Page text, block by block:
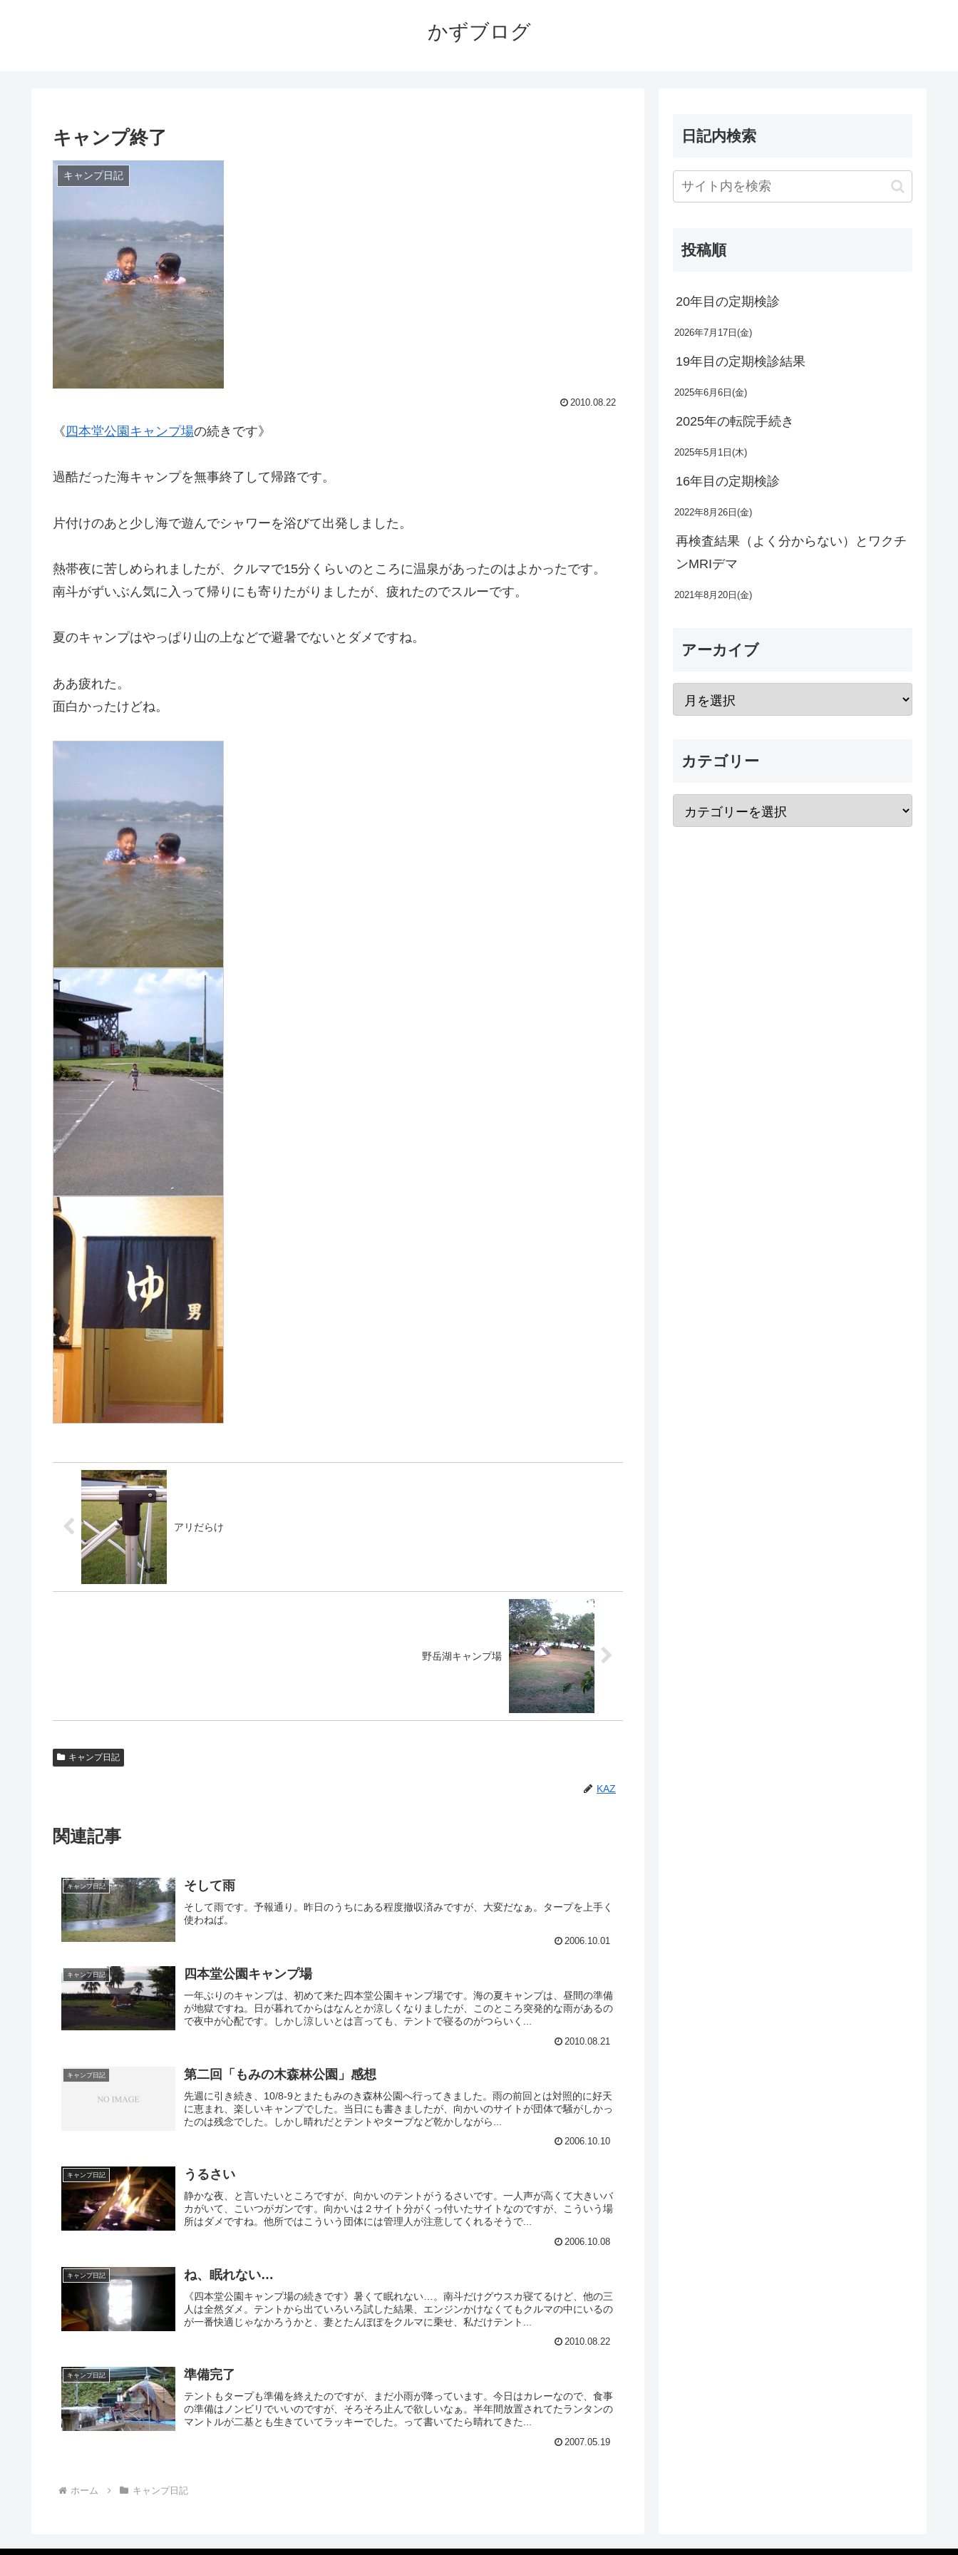
かずブログ
キャンプ終了
キャンプ日記
2010.08.22
《四本堂公園キャンプ場の続きです》
過酷だった海キャンプを無事終了して帰路です。
片付けのあと少し海で遊んでシャワーを浴びて出発しました。
熱帯夜に苦しめられましたが、クルマで15分くらいのところに温泉があったのはよかったです。
南斗がずいぶん気に入って帰りにも寄りたがりましたが、疲れたのでスルーです。
夏のキャンプはやっぱり山の上などで避暑でないとダメですね。
ああ疲れた。
面白かったけどね。
アリだらけ
野岳湖キャンプ場
キャンプ日記
KAZ
関連記事
キャンプ日記 そして雨
そして雨です。予報通り。昨日のうちにある程度撤収済みですが、大変だなぁ。タープを上手く
使わねば。
2006.10.01
キャンプ日記 四本堂公園キャンプ場
一年ぶりのキャンプは、初めて来た四本堂公園キャンプ場です。海の夏キャンプは、昼間の準備
が地獄ですね。日が暮れてからはなんとか涼しくなりましたが、このところ突発的な雨があるの
で夜中が心配です。しかし涼しいとは言っても、テントで寝るのがつらいく...
2010.08.21
キャンプ日記 第二回「もみの木森林公園」感想
先週に引き続き、10/8-9とまたもみのき森林公園へ行ってきました。雨の前回とは対照的に好天
に恵まれ、楽しいキャンプでした。当日にも書きましたが、向かいのサイトが団体で騒がしかっ
たのは残念でした。しかし晴れだとテントやタープなど乾かしながら...
2006.10.10
キャンプ日記 うるさい
静かな夜、と言いたいところですが、向かいのテントがうるさいです。一人声が高くて大きいバ
カがいて、こいつがガンです。向かいは２サイト分がくっ付いたサイトなのですが、こういう場
所はダメですね。他所ではこういう団体には管理人が注意してくれるそうで...
2006.10.08
キャンプ日記 ね、眠れない…
《四本堂公園キャンプ場の続きです》暑くて眠れない…。南斗だけグウスカ寝てるけど、他の三
人は全然ダメ。テントから出ていろいろ試した結果、エンジンかけなくてもクルマの中にいるの
が一番快適じゃなかろうかと、妻とたんぽぽをクルマに乗せ、私だけテント...
2010.08.22
キャンプ日記 準備完了
テントもタープも準備を終えたのですが、まだ小雨が降っています。今日はカレーなので、食事
の準備はノンビリでいいのですが、そろそろ止んで欲しいなぁ。半年間放置されてたランタンの
マントルが二基とも生きていてラッキーでした。って書いてたら晴れてきた...
2007.05.19
ホーム キャンプ日記
日記内検索
投稿順
20年目の定期検診
2026年7月17日(金)
19年目の定期検診結果
2025年6月6日(金)
2025年の転院手続き
2025年5月1日(木)
16年目の定期検診
2022年8月26日(金)
再検査結果（よく分からない）とワクチ
ンMRIデマ
2021年8月20日(金)
アーカイブ
カテゴリー